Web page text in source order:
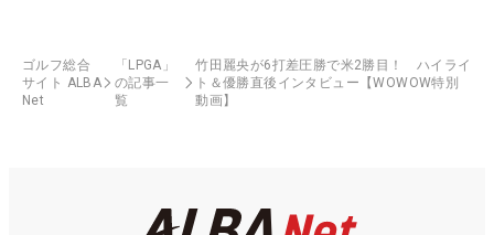
ゴルフ総合
サイト ALBA
Net
「LPGA」
の記事一
覧
竹田麗央が6打差圧勝で米2勝目！ ハイライ
ト＆優勝直後インタビュー【WOWOW特別
動画】